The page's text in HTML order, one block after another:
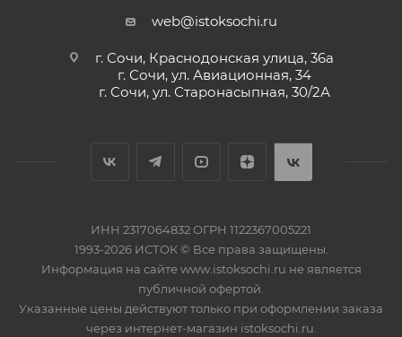
web@istoksochi.ru
г. Сочи, Краснодонская улица, 36а
г. Сочи, ул. Авиационная, 34
г. Сочи, ул. Старонасыпная, 30/2А
ИНН 2317064832 ОГРН 1122367005221
1993-2026 ИСТОК © Все права защищены.
Информация на сайте www.istoksochi.ru не является
публичной офертой.
Указанные цены действуют только при оформлении заказа
через интернет-магазин istoksochi.ru.